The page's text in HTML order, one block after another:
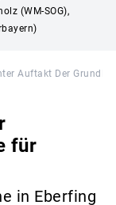
(WM-SOG),
Auftakt Der
für
in Eberfing